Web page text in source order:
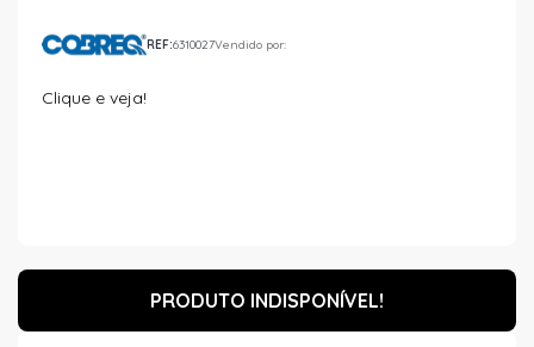
REF:6310027Vendido por:
Clique e veja!
PRODUTO INDISPONÍVEL!